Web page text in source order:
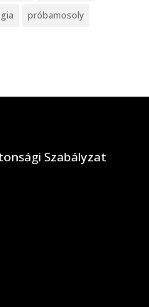
próbamosoly
Szabályzat